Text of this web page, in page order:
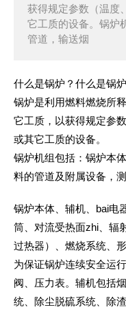
获得规定参数（温度
它工质的设备。锅炉
管道，输送烟
什么是锅炉？什么是锅
锅炉是利用燃料燃烧所
它工质，以获得规定参
或其它工质的设备。
锅炉机组包括：锅炉本
料的管道及附属设备，
锅炉本体、辅机、bai电
筒、对流受热面zhi、辐
过热器）、燃烧系统、
为保证锅炉连续安全运
阀、压力表。辅机包括
统、除尘脱硫系统、除